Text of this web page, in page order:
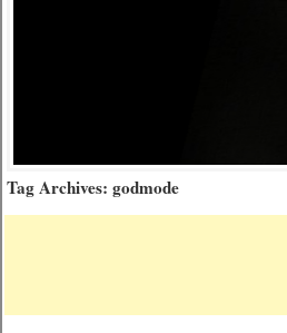
Tag Archives: godmode